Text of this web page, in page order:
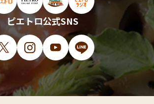
ピエトロ公式サイト（新しいウィンドウで
ピエトロオンラインストア（新しい
ピエトロホームタウン（新
ピエトロラジオ（新
ピエトロ公式SNS
X（新しいウィンドウで開きます）
Instagram（新しいウィンドウで開
YouTube（新しいウィンド
LINE（新しいウィン